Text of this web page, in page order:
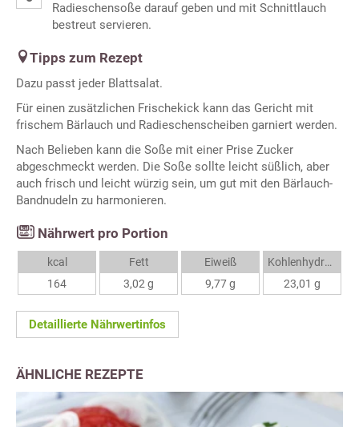
Radieschensoße darauf geben und mit Schnittlauch
bestreut servieren.
Tipps zum Rezept
Dazu passt jeder Blattsalat.
Für einen zusätzlichen Frischekick kann das Gericht mit
frischem Bärlauch und Radieschenscheiben garniert werden.
Nach Belieben kann die Soße mit einer Prise Zucker
abgeschmeckt werden. Die Soße sollte leicht süßlich, aber
auch frisch und leicht würzig sein, um gut mit den Bärlauch-
Bandnudeln zu harmonieren.
Nährwert pro Portion
kcal
164
Fett
3,02 g
Eiweiß
9,77 g
Kohlenhydrate
23,01 g
Detaillierte Nährwertinfos
ÄHNLICHE REZEPTE